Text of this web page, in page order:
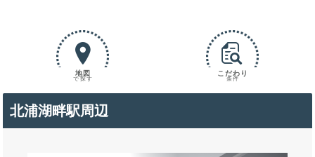
地図
で探す
こだわり
条件
北浦湖畔駅周辺